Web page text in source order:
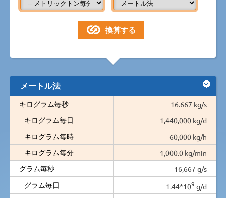
メートル法
キログラム毎秒
16.667 kg/s
キログラム毎日
1,440,000 kg/d
キログラム毎時
60,000 kg/h
キログラム毎分
1,000.0 kg/min
グラム毎秒
16,667 g/s
グラム毎日
1.44*109 g/d